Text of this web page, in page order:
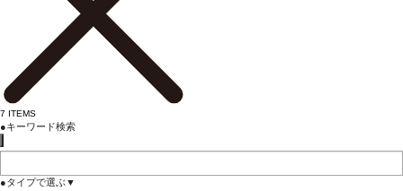
7 ITEMS
●キーワード検索
●タイプで選ぶ▼